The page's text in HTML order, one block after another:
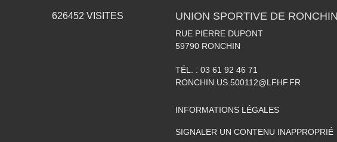
626452 VISITES UNION SPORTIVE DE RONCHIN
RUE PIERRE DUPONT
59790 RONCHIN
TÉL. : 03 61 92 46 71
RONCHIN.US.500112@LFHF.FR
INFORMATIONS LÉGALES
SIGNALER UN CONTENU INAPPROPRIÉ